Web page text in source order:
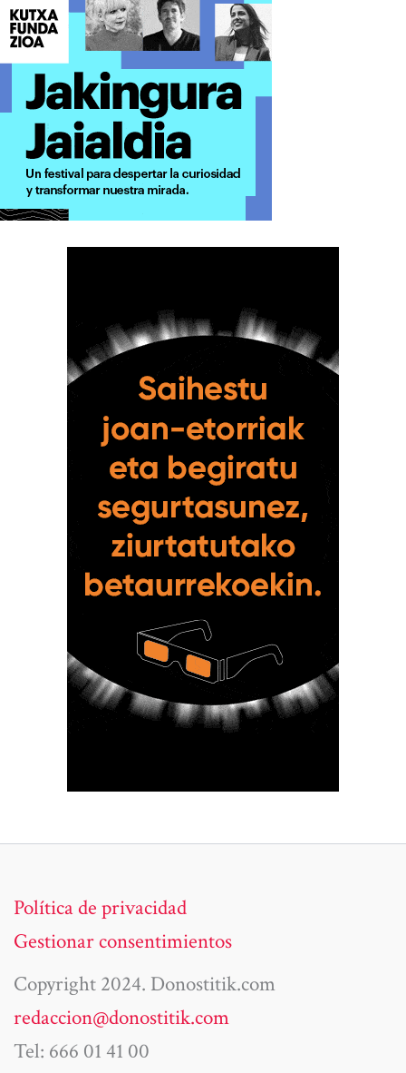
Política de privacidad
Gestionar consentimientos
Copyright 2024. Donostitik.com
redaccion@donostitik.com
Tel: 666 01 41 00